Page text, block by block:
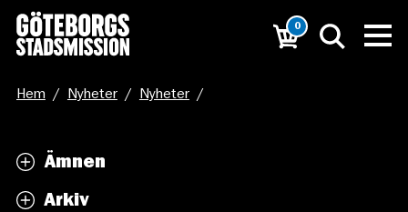
0
Hem / Nyheter / Nyheter /
Ämnen
Arkiv